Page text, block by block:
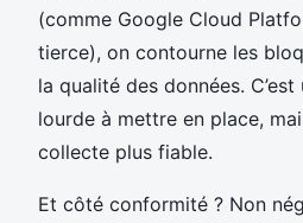
(comme Google Cloud
tierce), on contourne les
la qualité des données.
lourde à mettre en place,
collecte plus fiable.
Et côté conformité ? Non